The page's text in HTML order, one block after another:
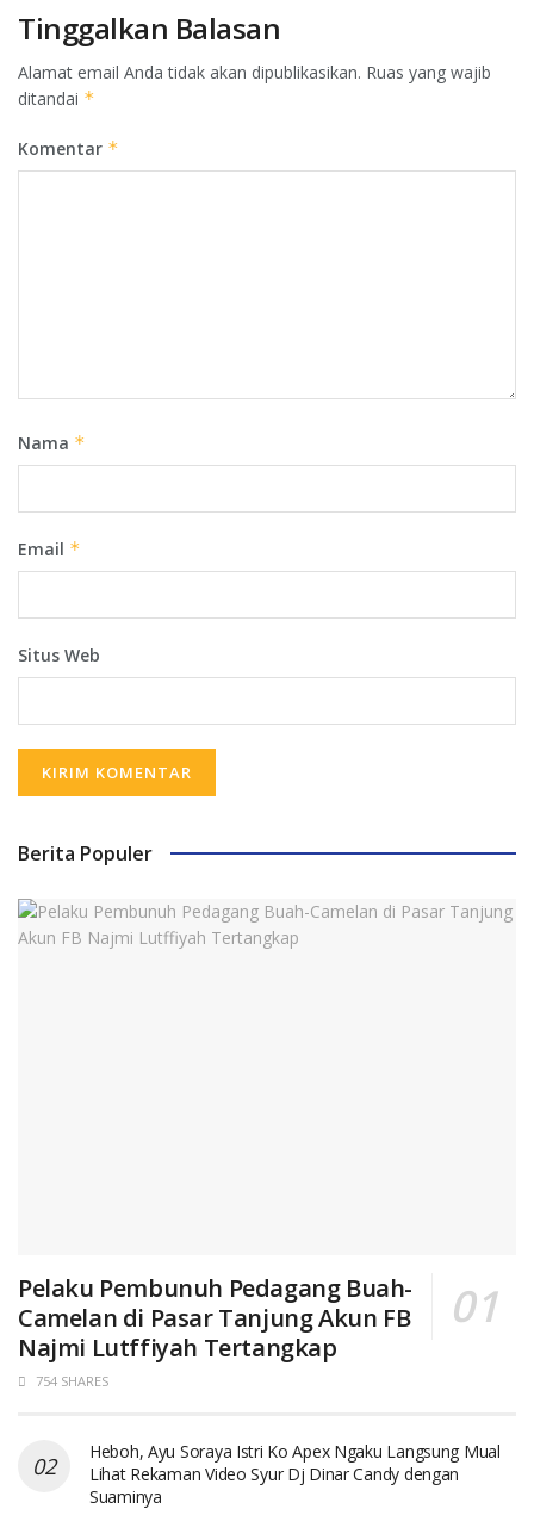
Tinggalkan Balasan
Alamat email Anda tidak akan dipublikasikan. Ruas yang wajib
ditandai *
Komentar *
Nama *
Email *
Situs Web
Berita Populer
Pelaku Pembunuh Pedagang Buah-
Camelan di Pasar Tanjung Akun FB
Najmi Lutffiyah Tertangkap
754 SHARES
Heboh, Ayu Soraya Istri Ko Apex Ngaku Langsung Mual
Lihat Rekaman Video Syur Dj Dinar Candy dengan
Suaminya